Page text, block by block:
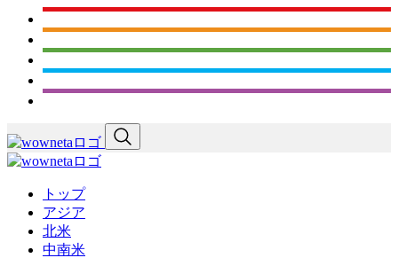
トップ
アジア
北米
中南米